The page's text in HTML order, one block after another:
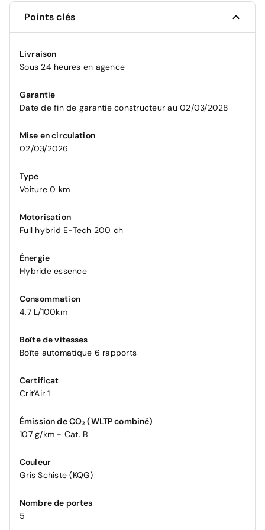
Points clés
Livraison
Sous 24 heures en agence
Garantie
Date de fin de garantie constructeur au 02/03/2028
Mise en circulation
02/03/2026
Type
Voiture 0 km
Motorisation
Full hybrid E-Tech 200 ch
Énergie
Hybride essence
Consommation
4,7 L/100km
Boîte de vitesses
Boîte automatique 6 rapports
Certificat
Crit'Air 1
Émission de CO₂ (WLTP combiné)
107 g/km - Cat. B
Couleur
Gris Schiste (KQG)
Nombre de portes
5